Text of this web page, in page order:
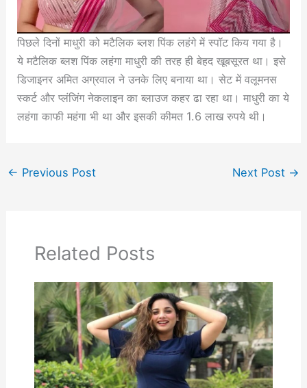
पिछले दिनों माधुरी को मटैलिक ब्लश पिंक लहंगे में स्पॉट किय गया है।
ये मटैलिक ब्लश पिंक लहंगा माधुरी की तरह ही बेहद खूबसूरत था। इसे
डिजाइनर अमित अग्रवाल ने उनके लिए बनाया था। सेट में वलूमनस
स्कर्ट और प्लंजिंग नेकलाइन का ब्लाउज कहर ढा रहा था। माधुरी का ये
लहंगा काफी महंगा भी था और इसकी कीमत 1.6 लाख रुपये थी।
← Previous Post Next Post →
Related Posts